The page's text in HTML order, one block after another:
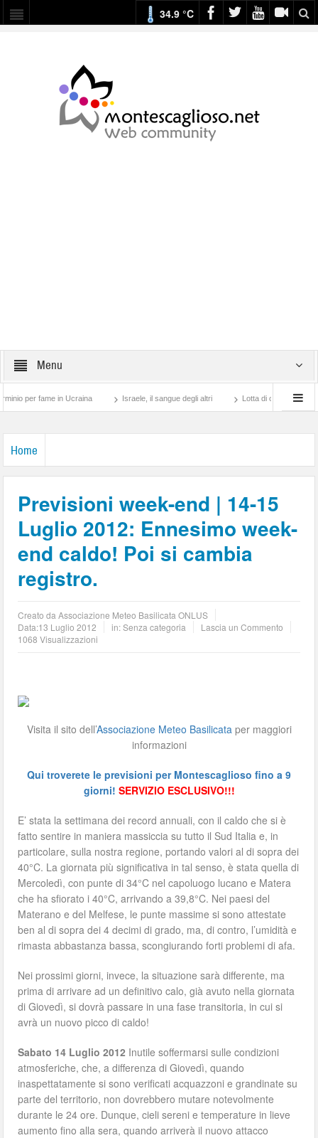
34.9 °C
Menu
fame in Ucraina Israele, il sangue degli altri Lotta di classe… tra preti e
Home
Previsioni week-end | 14-15
Luglio 2012: Ennesimo week-
end caldo! Poi si cambia
registro.
Creato daAssociazione Meteo Basilicata ONLUS
Data:13 Luglio 2012 in: Senza categoria
Lascia un Commento
1068 Visualizzazioni
Visita il sito dell’Associazione Meteo Basilicataper maggiori
informazioni
Qui troverete le previsioni per Montescaglioso fino a 9
giorni! SERVIZIO ESCLUSIVO!!!
E’ stata la settimana dei record annuali, con il caldo che si è
fatto sentire in maniera massiccia su tutto il Sud Italia e, in
particolare, sulla nostra regione, portando valori al di sopra dei
40°C. La giornata più significativa in tal senso, è stata quella di
Mercoledì, con punte di 34°C nel capoluogo lucano e Matera
che ha sfiorato i 40°C, arrivando a 39,8°C. Nei paesi del
Materano e del Melfese, le punte massime si sono attestate
ben al di sopra dei 4 decimi di grado, ma, di contro, l’umidità e
rimasta abbastanza bassa, scongiurando forti problemi di afa.
Nei prossimi giorni, invece, la situazione sarà differente, ma
prima di arrivare ad un definitivo calo, già avuto nella giornata
di Giovedì, si dovrà passare in una fase transitoria, in cui si
avrà un nuovo picco di caldo!
Sabato 14 Luglio 2012 Inutile soffermarsi sulle condizioni
atmosferiche, che, a differenza di Giovedì, quando
inaspettatamente si sono verificati acquazzoni e grandinate su
parte del territorio, non dovrebbero mutare notevolmente
durante le 24 ore. Dunque, cieli sereni e temperature in lieve
aumento fino alla sera, quando arriverà il nuovo attacco